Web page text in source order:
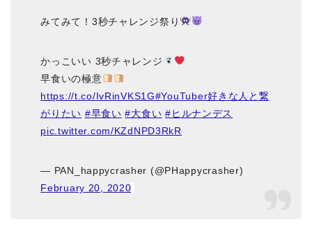
みてみて！3秒チャレンジ祭り
かっこいい 3秒チャレンジ
早食いの極意
https://t.co/IvRinVKS1G#YouTuber好きな人と繋
がりたい #早食い #大食い #ヒルナンデス
pic.twitter.com/KZdNPD3RkR
— PAN_happycrasher (@PHappycrasher)
February 20, 2020